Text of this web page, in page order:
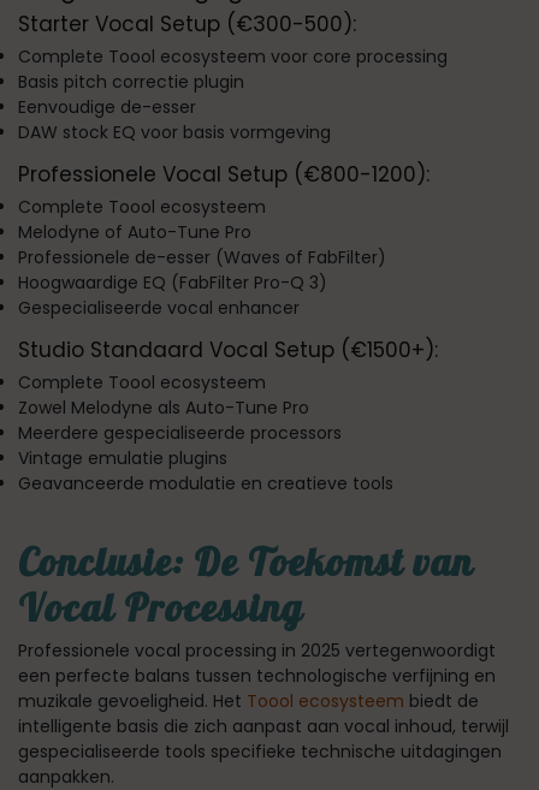
Starter Vocal Setup (€300-500):
Complete Toool ecosysteem voor core processing
Basis pitch correctie plugin
Eenvoudige de-esser
DAW stock EQ voor basis vormgeving
Professionele Vocal Setup (€800-1200):
Complete Toool ecosysteem
Melodyne of Auto-Tune Pro
Professionele de-esser (Waves of FabFilter)
Hoogwaardige EQ (FabFilter Pro-Q 3)
Gespecialiseerde vocal enhancer
Studio Standaard Vocal Setup (€1500+):
Complete Toool ecosysteem
Zowel Melodyne als Auto-Tune Pro
Meerdere gespecialiseerde processors
Vintage emulatie plugins
Geavanceerde modulatie en creatieve tools
Conclusie: De Toekomst van
Vocal Processing
Professionele vocal processing in 2025 vertegenwoordigt
een perfecte balans tussen technologische verfijning en
muzikale gevoeligheid. Het Toool ecosysteem biedt de
intelligente basis die zich aanpast aan vocal inhoud, terwijl
gespecialiseerde tools specifieke technische uitdagingen
aanpakken.